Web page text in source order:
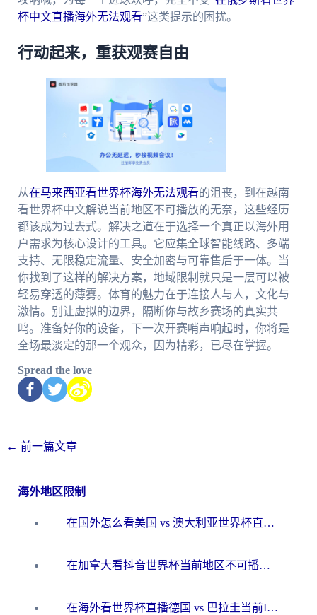
杯中文直播海外无法观看”这类提示的困扰。
行动起来，重获观赛自由
从在马来西亚看世界杯海外无法观看的沮丧，到在越南
看世界杯中文解说当前地区不可播放的无奈，这些经历
都该成为过去式。解决之道在于选择一个真正以海外用
户需求为核心设计的工具。它应集全球智能线路、多端
支持、无限稳定流量、安全加密与可靠售后于一体。当
你找到了这样的解决方案，地域限制就只是一层可以被
轻易穿透的薄雾。体育的魅力在于连接人与人，文化与
激情。别让虚拟的边界，隔断你与故乡赛场的真实共
鸣。准备好你的设备，下一次开赛哨声响起时，你将是
全场最淡定的那一个观众，因为精彩，已尽在掌握。
Spread the love
← 前一篇文章
海外地区限制
在国外怎么看美国 vs 澳大利亚世界杯直播？海外党必藏的中文解说观赛指南
在加拿大看抖音世界杯当前地区不可播放？海外党体育观赛终极指南
在海外看世界杯直播德国 vs 巴拉圭当前IP受限制？这篇指南帮你轻松解决地区限制